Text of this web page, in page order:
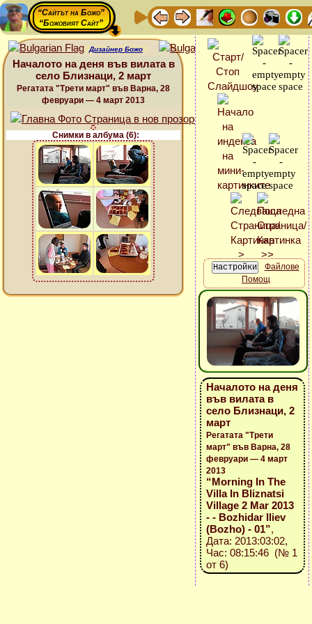
“Сайтът на Божо”
“Божовият Сайт”
Дизайнер Божо
Началото на деня във вилата в
село Близнаци, 2 март
Регатата "Трети март" във Варна, 28
февруари — 4 март 2013
Снимки в албума (6):
Файлове
Помощ
Началото на деня
във вилата в
село Близнаци, 2
март
Регатата "Трети
март" във Варна, 28
февруари — 4 март
2013
“Morning In The
Villa In Bliznatsi
Village 2 Mar 2013
- - Bozhidar Iliev
(Bozho) - 01”,
Дата: 2013:03:02,
Час: 08:15:46 (№ 1
от 6)